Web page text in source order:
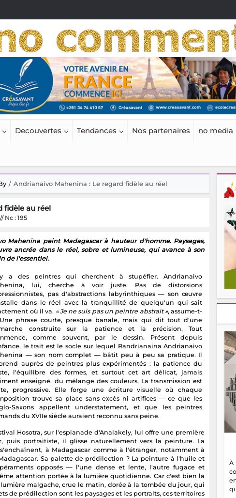
Decouvertes Tendances Nos partenaires no media
Andrianaivo Mahenina : Le regard fidèle au réel
fidèle au réel
Nc : 195
Mahenina peint Madagascar à hauteur d'homme. Paysages,
ancrée dans le réel, sobre et lumineuse, qui avance à son
de l'essentiel.
a des peintres qui cherchent à stupéfier. Andrianaivo
lui, cherche à voir juste. Pas de distorsions
pas d'abstractions labyrinthiques — son œuvre
dans le réel avec la tranquillité de quelqu'un qui sait
où il va. « Je ne suis pas un peintre abstrait », assume-t-
phrase courte, presque banale, mais qui dit tout d'une
construite sur la patience et la précision. Tout
comme souvent, par le dessin. Présent depuis
le trait est le socle sur lequel Randrianaina Andrianaivo
— son nom complet — bâtit peu à peu sa pratique. Il
auprès de peintres plus expérimentés : la patience du
l'équilibre des formes, et surtout cet art délicat, jamais
enseigné, du mélange des couleurs. La transmission est
progressive. Elle forge une écriture visuelle où chaque
trouve sa place sans excès ni artifices — ce que les
Saxons appellent understatement, et que les peintres
du XVIIe siècle auraient reconnu sans peine.
Hosotra, sur l'esplanade d'Analakely, lui offre une première
puis portraitiste, il glisse naturellement vers la peinture. La
à Madagascar comme à l'étranger, notamment à
Sa palette de prédilection ? La peinture à l'huile et
opposés — l'une dense et lente, l'autre fugace et
attention portée à la lumière quotidienne. Car c'est bien la
malgache, crue le matin, dorée à la tombée du jour, qui
de prédilection sont les paysages et les portraits, ces territoires